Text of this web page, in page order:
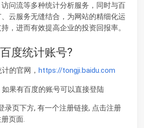
问流等多种统计分析服务，同时与百
云服务无缝结合，为网站的精细化运
，进而有效提高企业的投资回报率。
度统计账号?
的官网， https://tongji.baidu.com
果有百度的账号可以直接登陆
录页下方, 有一个注册链接, 点击注册
页面.